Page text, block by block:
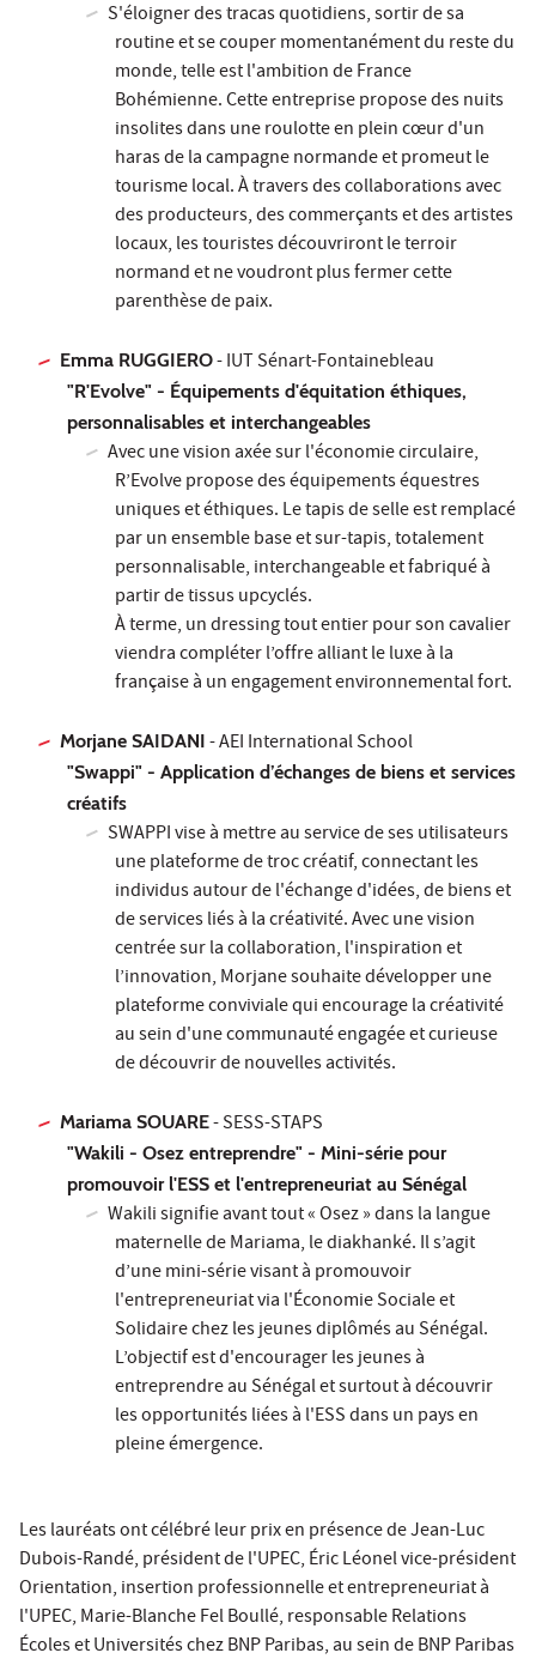
S'éloigner des tracas quotidiens, sortir de sa
routine et se couper momentanément du reste du
monde, telle est l'ambition de France
Bohémienne. Cette entreprise propose des nuits
insolites dans une roulotte en plein cœur d'un
haras de la campagne normande et promeut le
tourisme local. À travers des collaborations avec
des producteurs, des commerçants et des artistes
locaux, les touristes découvriront le terroir
normand et ne voudront plus fermer cette
parenthèse de paix.
Emma RUGGIERO- IUT Sénart-Fontainebleau
"R'Evolve" - Équipements d'équitation éthiques,
personnalisables et interchangeables
Avec une vision axée sur l'économie circulaire,
R’Evolve propose des équipements équestres
uniques et éthiques. Le tapis de selle est remplacé
par un ensemble base et sur-tapis, totalement
personnalisable, interchangeable et fabriqué à
partir de tissus upcyclés.
À terme, un dressing tout entier pour son cavalier
viendra compléter l’offre alliant le luxe à la
française à un engagement environnemental fort.
Morjane SAIDANI - AEI International School
"Swappi" - Application d’échanges de biens et services
créatifs
SWAPPI vise à mettre au service de ses utilisateurs
une plateforme de troc créatif, connectant les
individus autour de l'échange d'idées, de biens et
de services liés à la créativité. Avec une vision
centrée sur la collaboration, l'inspiration et
l’innovation, Morjane souhaite développer une
plateforme conviviale qui encourage la créativité
au sein d'une communauté engagée et curieuse
de découvrir de nouvelles activités.
Mariama SOUARE- SESS-STAPS
"Wakili - Osez entreprendre" - Mini-série pour
promouvoir l'ESS et l'entrepreneuriat au Sénégal
Wakili signifie avant tout « Osez » dans la langue
maternelle de Mariama, le diakhanké. Il s’agit
d’une mini-série visant à promouvoir
l'entrepreneuriat via l'Économie Sociale et
Solidaire chez les jeunes diplômés au Sénégal.
L’objectif est d'encourager les jeunes à
entreprendre au Sénégal et surtout à découvrir
les opportunités liées à l'ESS dans un pays en
pleine émergence.
Les lauréats ont célébré leur prix en présence de Jean-Luc
Dubois-Randé, président de l'UPEC, Éric Léonel vice-président
Orientation, insertion professionnelle et entrepreneuriat à
l'UPEC, Marie-Blanche Fel Boullé, responsable Relations
Écoles et Universités chez BNP Paribas, au sein de BNP Paribas